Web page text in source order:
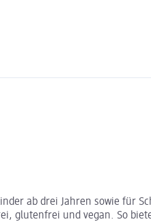
ab drei Jahren sowie für
glutenfrei und vegan. So